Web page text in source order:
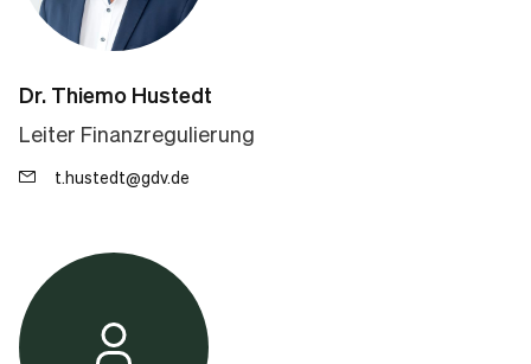
Dr. Thiemo Hustedt
Leiter Finanzregulierung
t.hustedt@gdv.de